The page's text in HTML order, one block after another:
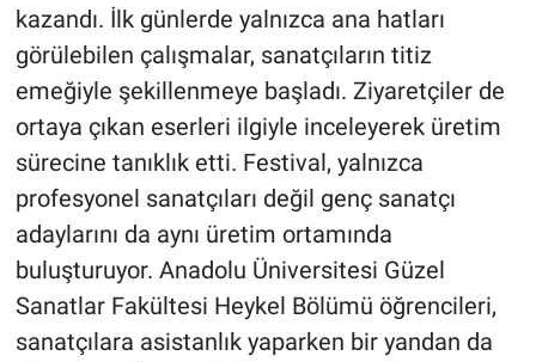
kazandı. İlk günlerde yalnızca ana hatları
görülebilen çalışmalar, sanatçıların titiz
emeğiyle şekillenmeye başladı. Ziyaretçiler de
ortaya çıkan eserleri ilgiyle inceleyerek üretim
sürecine tanıklık etti. Festival, yalnızca
profesyonel sanatçıları değil genç sanatçı
adaylarını da aynı üretim ortamında
buluşturuyor. Anadolu Üniversitesi Güzel
Sanatlar Fakültesi Heykel Bölümü öğrencileri,
sanatçılara asistanlık yaparken bir yandan da